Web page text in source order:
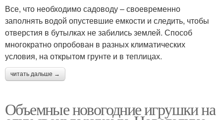
Все, что необходимо садоводу – своевременно
заполнять водой опустевшие емкости и следить, чтобы
отверстия в бутылках не забились землей. Способ
многократно опробован в разных климатических
условия, на открытом грунте и в теплицах.
читать дальше →
Объемные новогодние игрушки на